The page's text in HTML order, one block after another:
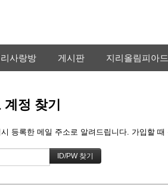
사랑방 게시판 지리올림피아드
정 찾기
등록한 메일 주소로 알려드립니다. 가입할